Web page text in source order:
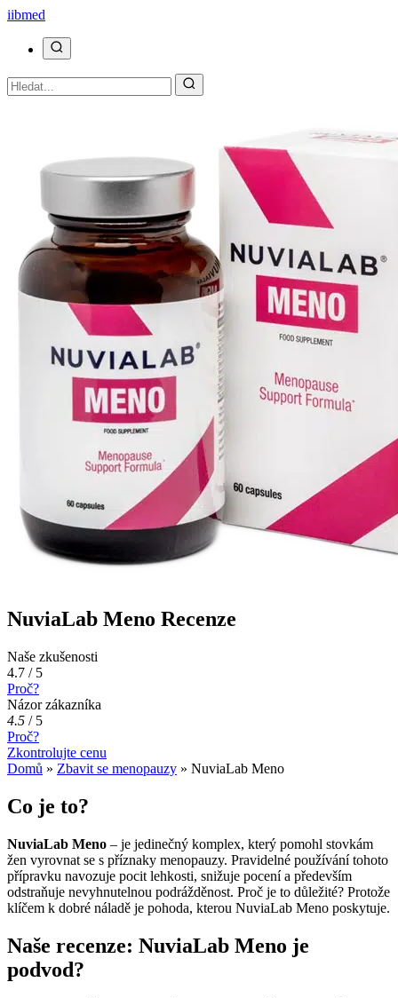
iibmed
NuviaLab Meno Recenze
Naše zkušenosti
4.7 / 5
Proč?
Názor zákazníka
4.5 / 5
Proč?
Zkontrolujte cenu
Domů » Zbavit se menopauzy » NuviaLab Meno
Co je to?
NuviaLab Meno – je jedinečný komplex, který pomohl stovkám
žen vyrovnat se s příznaky menopauzy. Pravidelné používání tohoto
přípravku navozuje pocit lehkosti, snižuje pocení a především
odstraňuje nevyhnutelnou podrážděnost. Proč je to důležité? Protože
klíčem k dobré náladě je pohoda, kterou NuviaLab Meno poskytuje.
Naše recenze: NuviaLab Meno je
podvod?